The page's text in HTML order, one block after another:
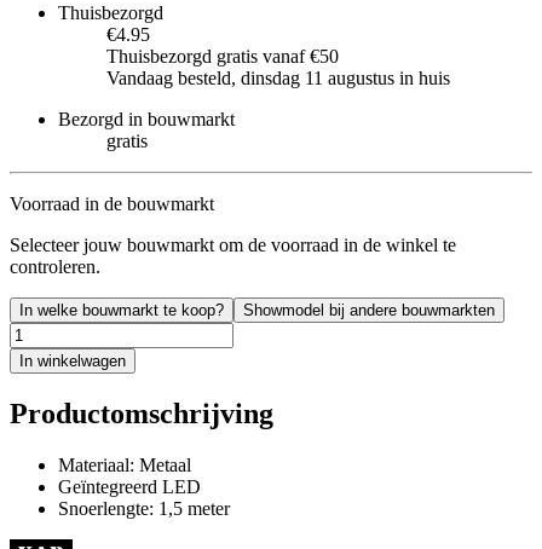
Thuisbezorgd
€4.95
Thuisbezorgd gratis vanaf €50
Vandaag besteld, dinsdag 11 augustus in huis
Bezorgd in bouwmarkt
gratis
Voorraad in de bouwmarkt
Selecteer jouw bouwmarkt om de voorraad in de winkel te
controleren.
In welke bouwmarkt te koop? Showmodel bij andere bouwmarkten
In winkelwagen
Productomschrijving
Materiaal: Metaal
Geïntegreerd LED
Snoerlengte: 1,5 meter